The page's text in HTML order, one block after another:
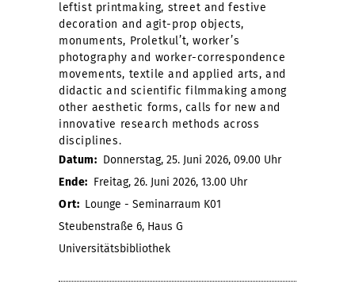
leftist printmaking, street and festive
decoration and agit-prop objects,
monuments, Proletkul’t, worker’s
photography and worker-correspondence
movements, textile and applied arts, and
didactic and scientific filmmaking among
other aesthetic forms, calls for new and
innovative research methods across
disciplines.
Datum: Donnerstag, 25. Juni 2026, 09.00 Uhr
Ende: Freitag, 26. Juni 2026, 13.00 Uhr
Ort: Lounge - Seminarraum K01
Steubenstraße 6, Haus G
Universitätsbibliothek